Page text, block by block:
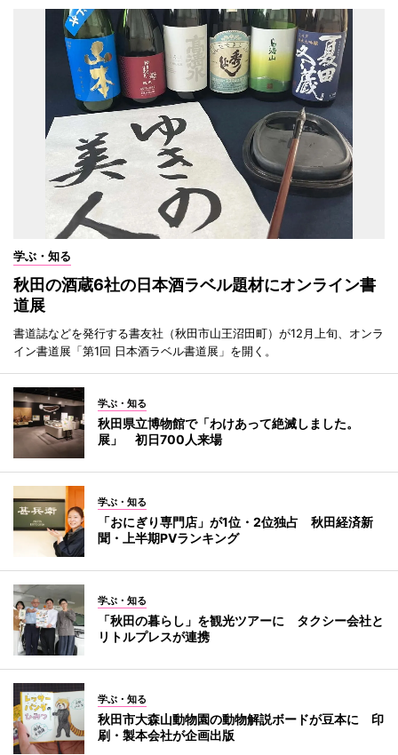
学ぶ・知る
秋田の酒蔵6社の日本酒ラベル題材にオンライン書
道展
書道誌などを発行する書友社（秋田市山王沼田町）が12月上旬、オンラ
イン書道展「第1回 日本酒ラベル書道展」を開く。
学ぶ・知る
秋田県立博物館で「わけあって絶滅しました。
展」 初日700人来場
学ぶ・知る
「おにぎり専門店」が1位・2位独占 秋田経済新
聞・上半期PVランキング
学ぶ・知る
「秋田の暮らし」を観光ツアーに タクシー会社と
リトルプレスが連携
学ぶ・知る
秋田市大森山動物園の動物解説ボードが豆本に 印
刷・製本会社が企画出版